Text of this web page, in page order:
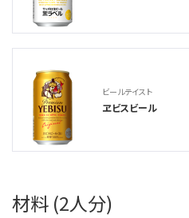
ビールテイスト
ヱビスビール
材料 (2人分)